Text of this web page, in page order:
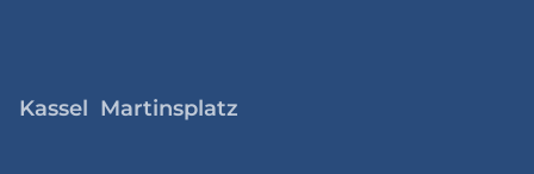
Kassel Martinsplatz